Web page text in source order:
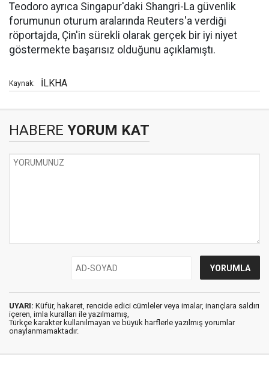
Teodoro ayrıca Singapur'daki Shangri-La güvenlik
forumunun oturum aralarında Reuters'a verdiği
röportajda, Çin'in sürekli olarak gerçek bir iyi niyet
göstermekte başarısız olduğunu açıklamıştı.
Kaynak: İLKHA
HABERE YORUM KAT
UYARI: Küfür, hakaret, rencide edici cümleler veya imalar, inançlara saldırı
içeren, imla kuralları ile yazılmamış,
Türkçe karakter kullanılmayan ve büyük harflerle yazılmış yorumlar
onaylanmamaktadır.